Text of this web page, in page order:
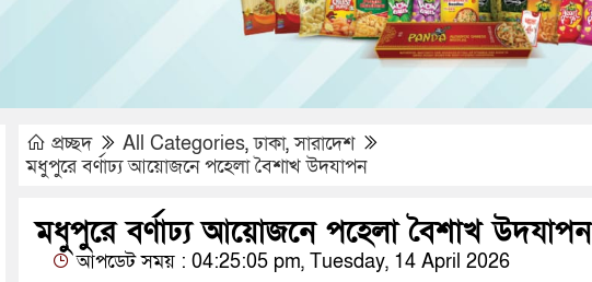
প্রচ্ছদ All Categories,ঢাকা,সারাদেশ
মধুপুরে বর্ণাঢ্য আয়োজনে পহেলা বৈশাখ উদযাপন
মধুপুরে বর্ণাঢ্য আয়োজনে পহেলা বৈশাখ উদযাপন
আপডেট সময় : 04:25:05 pm, Tuesday, 14 April 2026